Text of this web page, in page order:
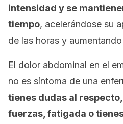
intensidad y se
tiempo, acelerándose su
de las horas y
El dolor abdominal en el
no es síntoma de una
tienes dudas al
fuerzas, fatigada o